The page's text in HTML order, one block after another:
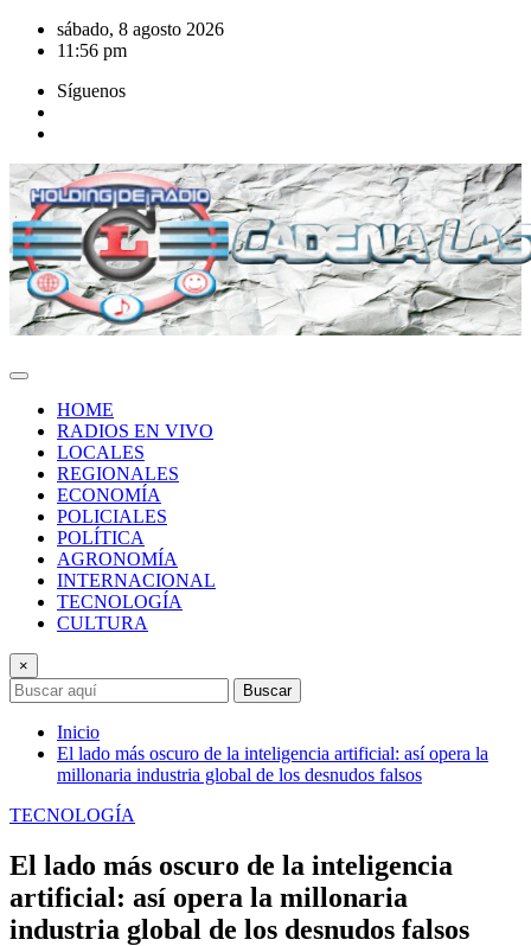
Saltar
sábado, 8 agosto 2026
11:56 pm
Síguenos
HOME
RADIOS EN VIVO
LOCALES
REGIONALES
ECONOMÍA
POLICIALES
POLÍTICA
AGRONOMÍA
INTERNACIONAL
TECNOLOGÍA
CULTURA
×
Buscar
Inicio
El lado más oscuro de la inteligencia artificial: así opera la
millonaria industria global de los desnudos falsos
TECNOLOGÍA
El lado más oscuro de la inteligencia
artificial: así opera la millonaria
industria global de los desnudos falsos